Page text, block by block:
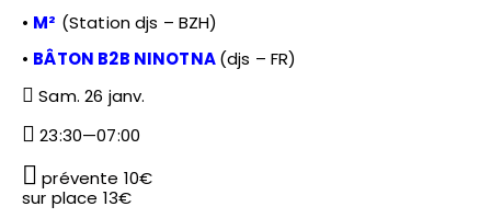
• M² (Station djs – BZH)
• BÂTON B2B NINOTNA(djs – FR)
Sam. 26 janv.
23:30—07:00
prévente 10€
sur place 13€